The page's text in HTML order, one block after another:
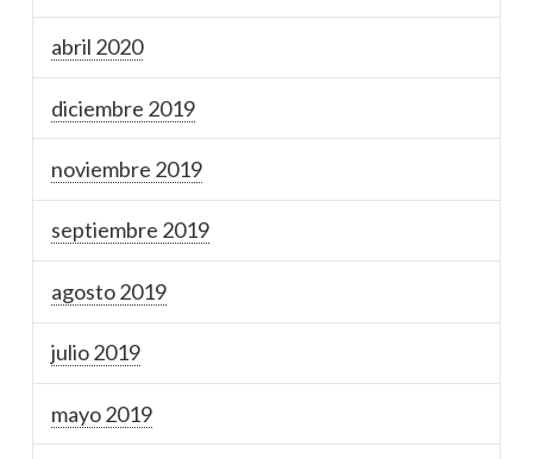
abril 2020
diciembre 2019
noviembre 2019
septiembre 2019
agosto 2019
julio 2019
mayo 2019